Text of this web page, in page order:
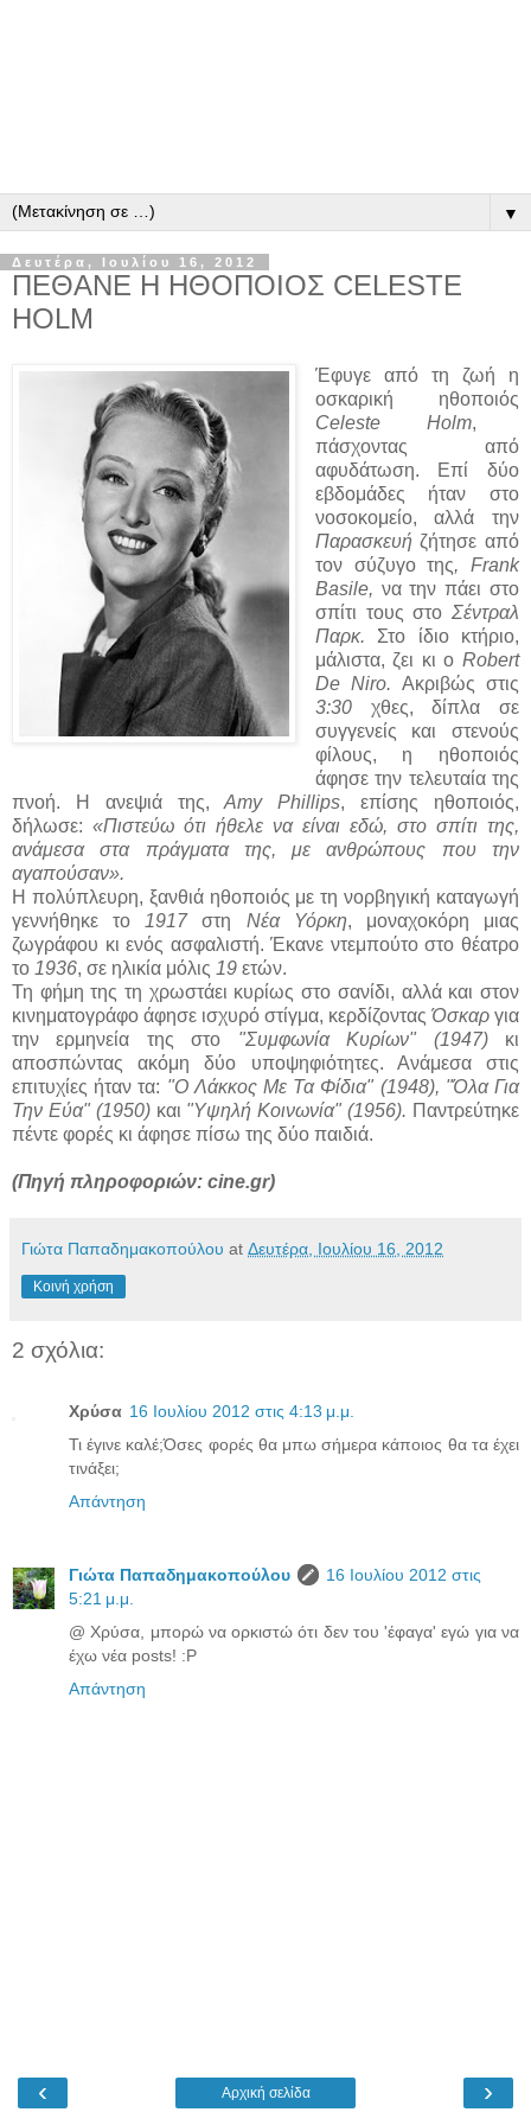
▼
Δευτέρα, Ιουλίου 16, 2012
ΠΕΘΑΝΕ Η ΗΘΟΠΟΙΟΣ CELESTE
HOLM
Έφυγε από τη ζωή η
οσκαρική ηθοποιός
Celeste Holm,
πάσχοντας από
αφυδάτωση. Επί δύο
εβδομάδες ήταν στο
νοσοκομείο, αλλά την
Παρασκευή ζήτησε από
τον σύζυγο της, Frank
Basile, να την πάει στο
σπίτι τους στο Σέντραλ
Παρκ. Στο ίδιο κτήριο,
μάλιστα, ζει κι ο Robert
De Niro. Ακριβώς στις
3:30χθες, δίπλα σε
συγγενείς και στενούς
φίλους, η ηθοποιός
άφησε την τελευταία της
πνοή. Η ανεψιά της,Amy Phillips, επίσης ηθοποιός,
δήλωσε: «Πιστεύω ότι ήθελε να είναι εδώ, στο σπίτι της,
ανάμεσα στα πράγματα της, με ανθρώπους που την
αγαπούσαν».
Η πολύπλευρη, ξανθιά ηθοποιός με τη νορβηγική καταγωγή
γεννήθηκε το 1917στη Νέα Υόρκη, μοναχοκόρη μιας
ζωγράφου κι ενός ασφαλιστή. Έκανε ντεμπούτο στο θέατρο
το 1936, σε ηλικία μόλις 19 ετών.
Τη φήμη της τη χρωστάει κυρίως στο σανίδι, αλλά και στον
κινηματογράφο άφησε ισχυρό στίγμα, κερδίζοντας Όσκαρ για
την ερμηνεία της στο "Συμφωνία Κυρίων" (1947)κι
αποσπώντας ακόμη δύο υποψηφιότητες. Ανάμεσα στις
επιτυχίες ήταν τα: "Ο Λάκκος Με Τα Φίδια" (1948), "Όλα Για
Την Εύα" (1950)και "Υψηλή Κοινωνία" (1956). Παντρεύτηκε
πέντε φορές κι άφησε πίσω της δύο παιδιά.
(Πηγή πληροφοριών: cine.gr)
Γιώτα Παπαδημακοπούλου at Δευτέρα, Ιουλίου 16, 2012
Κοινή χρήση
2 σχόλια:
Χρύσα 16 Ιουλίου 2012 στις 4:13 μ.μ.
Τι έγινε καλέ;Όσες φορές θα μπω σήμερα κάποιος θα τα έχει
τινάξει;
Απάντηση
Γιώτα Παπαδημακοπούλου
16 Ιουλίου 2012 στις
5:21 μ.μ.
@ Χρύσα, μπορώ να ορκιστώ ότι δεν του 'έφαγα' εγώ για να
έχω νέα posts! :P
Απάντηση
‹ ›
Αρχική σελίδα